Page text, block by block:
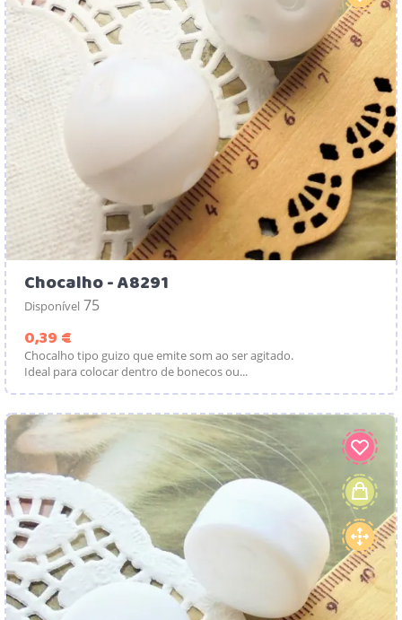
Chocalho - A8291
Disponível 75
0,39 €
Chocalho tipo guizo que emite som ao ser agitado.
Ideal para colocar dentro de bonecos ou...